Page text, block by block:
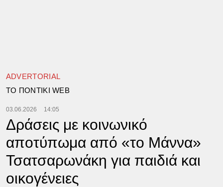
ADVERTORIAL
TΟ ΠΟΝΤΙΚΙ WEB
03.06.2026 14:05
Δράσεις με κοινωνικό
αποτύπωμα από «το Μάννα»
Τσατσαρωνάκη για παιδιά και
οικογένειες